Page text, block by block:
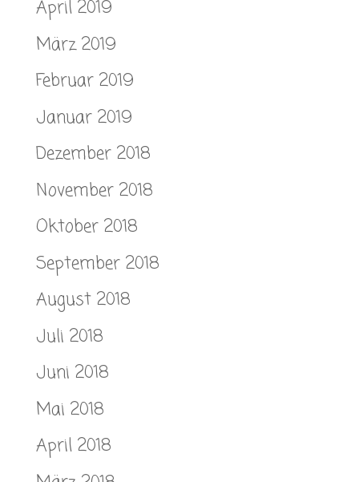
April 2019
März 2019
Februar 2019
Januar 2019
Dezember 2018
November 2018
Oktober 2018
September 2018
August 2018
Juli 2018
Juni 2018
Mai 2018
April 2018